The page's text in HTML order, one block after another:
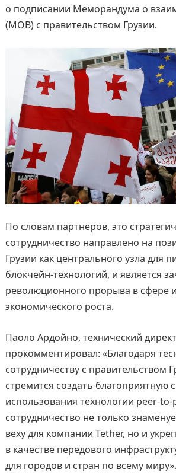
о подписании Меморандума о
(МОВ) с правительством Грузии.
По словам партнеров, это
сотрудничество направлено на
Грузии как центрального узла для
блокчейн-технологий, и является
революционного прорыва в сфере
экономического роста.
Паоло Ардойно, технический
прокомментировал: «Благодаря
сотрудничеству с правительством
стремится создать благоприятную
использования технологии peer-to-
сотрудничество не только
веху для компании Tether, но и
в качестве передового
для городов и стран по всему миру».